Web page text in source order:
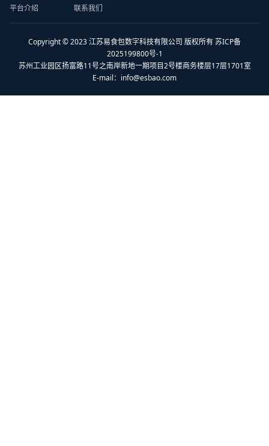
平台介绍 联系我们
Copyright © 2023 江苏易食包数字科技有限公司 版权所有 苏ICP备
2025199800号-1
苏州工业园区扬富路11号之南岸新地一期项目2号楼商务楼层17层1701室
E-mail： info@esbao.com